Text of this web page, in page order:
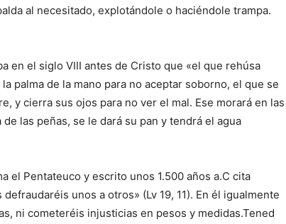
al necesitado, explotándole o haciéndole trampa.
en el siglo VIII antes de Cristo que «el que rehúsa
palma de la mano para no aceptar soborno, el que se
y cierra sus ojos para no ver el mal. Ese morará en las
las peñas, se le dará su pan y tendrá el agua
el Pentateuco y escrito unos 1.500 años a.C cita
unos a otros» (Lv 19, 11). En él igualmente
ni cometeréis injusticias en pesos y medidas.Tened